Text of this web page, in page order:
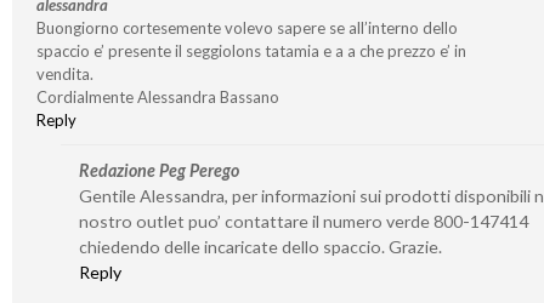
alessandra
Buongiorno cortesemente volevo sapere se all’interno dello
spaccio e’ presente il seggiolons tatamia e a a che prezzo e’ in
vendita.
Cordialmente Alessandra Bassano
Reply
Redazione Peg Perego
Gentile Alessandra, per informazioni sui prodotti disponibili
nostro outlet puo’ contattare il numero verde 800-147414
chiedendo delle incaricate dello spaccio. Grazie.
Reply